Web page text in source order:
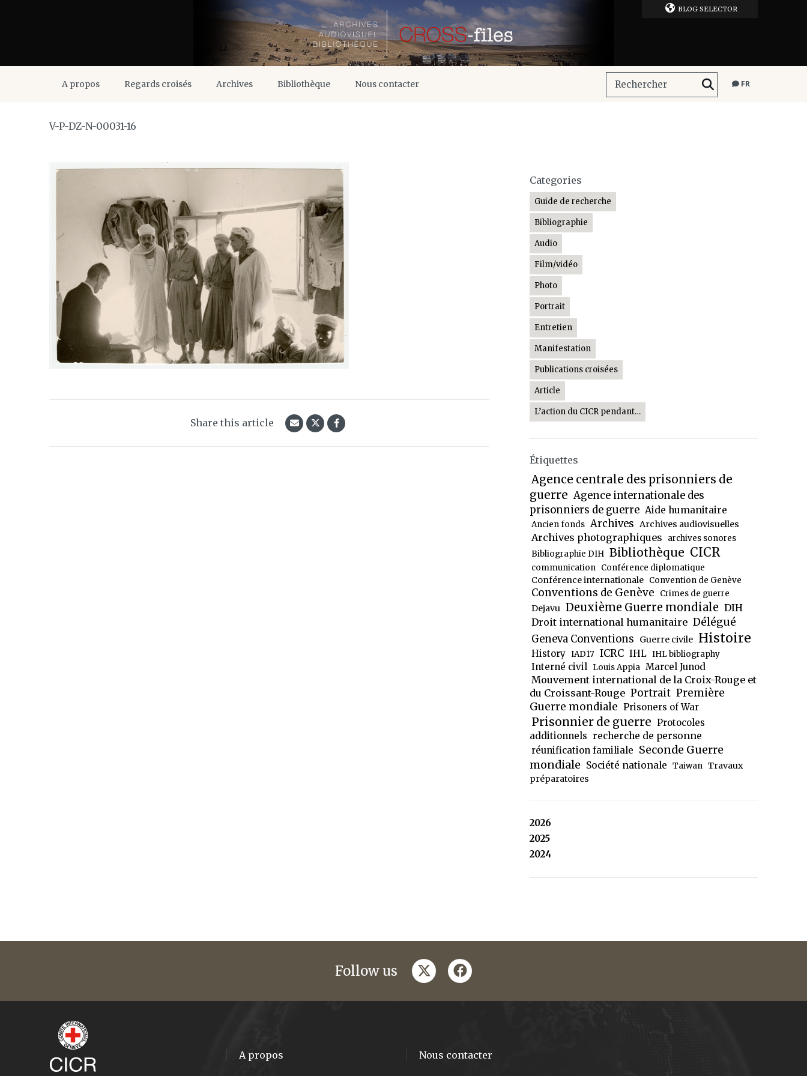
BLOG SELECTOR
A propos Regards croisés Archives Bibliothèque Nous contacter FR
V-P-DZ-N-00031-16
Share this article
Categories
Guide de recherche
Bibliographie
Audio
Film/vidéo
Photo
Portrait
Entretien
Manifestation
Publications croisées
Article
L’action du CICR pendant…
Étiquettes
Agence centrale des prisonniers de
guerre Agence internationale des
prisonniers de guerre Aide humanitaire
Ancien fonds Archives Archives audiovisuelles
Archives photographiques
archives sonores
Bibliographie DIH Bibliothèque CICR
communication Conférence diplomatique
Conférence internationale Convention de Genève
Conventions de Genève Crimes de guerre
Dejavu Deuxième Guerre mondiale DIH
Droit international humanitaire Délégué
Geneva Conventions Guerre civile Histoire
History IAD17 ICRC IHL IHL bibliography
Interné civil Louis Appia Marcel Junod
Mouvement international de la Croix-Rouge et
du Croissant-Rouge Portrait Première
Guerre mondiale Prisoners of War
Prisonnier de guerre Protocoles
additionnels recherche de personne
réunification familiale Seconde Guerre
mondiale Société nationale Taiwan Travaux
préparatoires
2026
2025
2024
Follow us twitterfacebook
A propos Nous contacter